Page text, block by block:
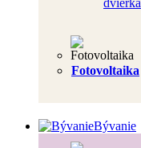
Fotovoltaika
Bývanie